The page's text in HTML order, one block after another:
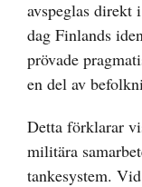
avspeglas direkt
dag Finlands
prövade
en del av
Detta förklarar
militära
tankesystem.